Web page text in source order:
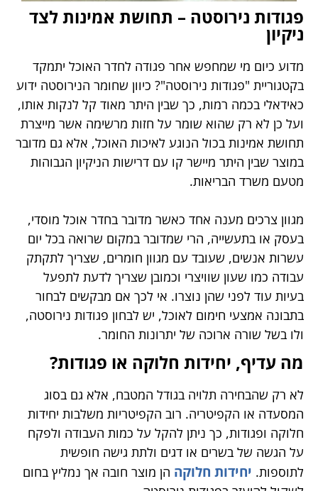
פגודות נירוסטה – תחושת אמינות לצד
ניקיון
מדוע כיום מי שמחפש אחר פגודה לחדר האוכל יתמקד
בקטגוריית "פגודות נירוסטה"? כיוון שחומר הנירוסטה ידוע
כאידאלי בכמה רמות, כך שבין היתר מאוד קל לנקות אותו,
ועל כן לא רק שהוא שומר על חזות מרשימה אשר מייצרת
תחושת אמינות בכול הנוגע לאיכות האוכל, אלא גם מדובר
במוצר שבין היתר מיישר קו עם דרישות הניקיון הגבוהות
מטעם משרד הבריאות.
מגוון צרכים מענה אחד כאשר מדובר בחדר אוכל מוסדי,
בעסק או בתעשייה, הרי שמדובר במקום שרואה בכל יום
עשרות אנשים, שעובד עם מגוון חומרים, שצריך לתקתק
עבודה כמו שעון שוויצרי וכמובן שצריך לדעת לתפעל
בעיות עוד לפני שהן נוצרו. אי לכך אם מבקשים לבחור
בתבונה אמצעי חימום לאוכל, יש לבחון פגודות נירוסטה,
ולו בשל שורה ארוכה של יתרונות החומר.
מה עדיף, יחידות חלוקה או פגודות?
לא רק שהבחירה תלויה בגודל המטבח, אלא גם בסוג
המסעדה או הקפיטריה. רוב הקפיטריות משלבות יחידות
חלוקה ופגודות, כך ניתן להקל על כמות העבודה ולפקח
על הגשה של בשרים או דגים ולתת גישה חופשית
לתוספות. יחידות חלוקה הן מוצר חובה אך נמליץ בחום